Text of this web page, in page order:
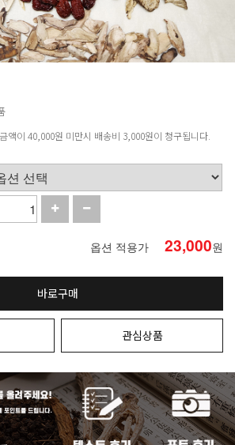
액이 40,000원 미만시 배송비 3,000원이 청구됩니다.
옵션 적용가 23,000원
바로구매
관심상품